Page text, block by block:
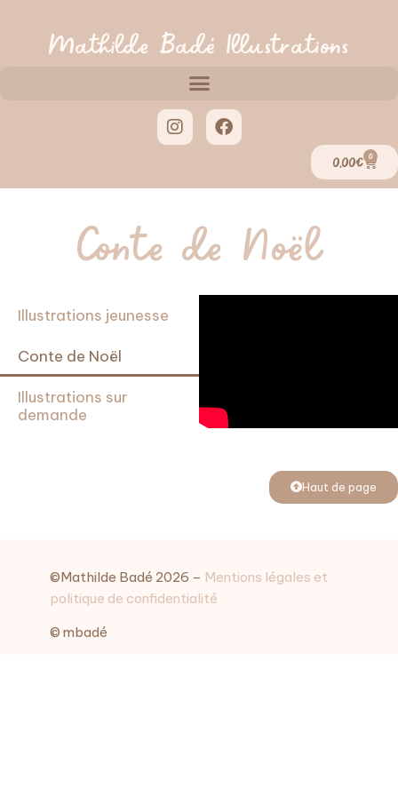
Mathilde Badé Illustrations
0,00€
0
Conte de Noël
Illustrations jeunesse
Conte de Noël
Illustrations sur
demande
Haut de page
©Mathilde Badé 2026 – Mentions légales et
politique de confidentialité
© mbadé